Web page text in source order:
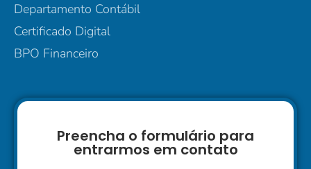
Departamento Contábil
Certificado Digital
BPO Financeiro
Preencha o formulário para
entrarmos em contato